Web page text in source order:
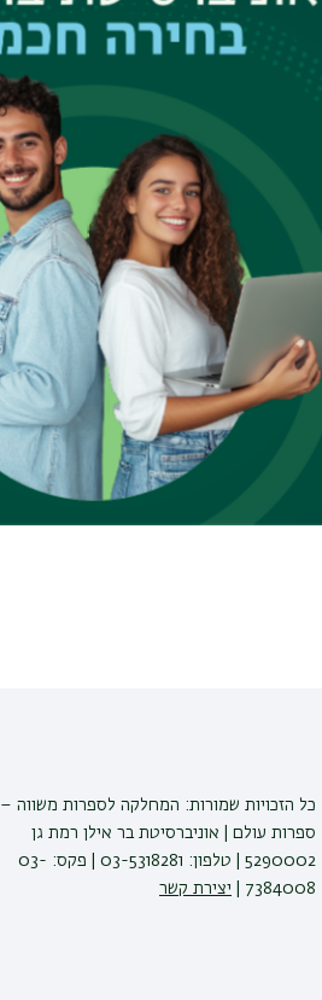
פרופ' מועלם שלומי
shlomy.mualem@biu.ac.il
03-5317232
כל הזכויות שמורות: המחלקה לספרות משווה –
ספרות עולם | אוניברסיטת בר אילן רמת גן
5290002 | טלפון: 03-5318281 | פקס: 03-
7384008 |
יצירת קשר